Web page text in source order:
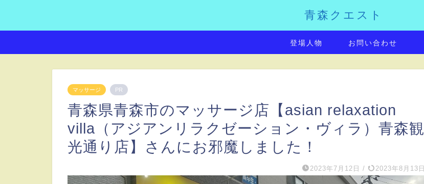
青森クエスト
登場人物 お問い合わせ
マッサージ PR
青森県青森市のマッサージ店【asian relaxation
villa（アジアンリラクゼーション・ヴィラ）青森観
光通り店】さんにお邪魔しました！
2023年7月12日 / 2023年8月13日